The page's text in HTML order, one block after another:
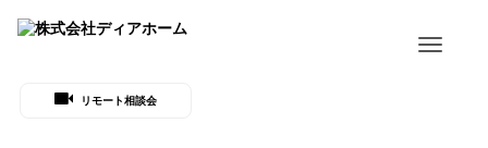
Toggle
リモート相談会